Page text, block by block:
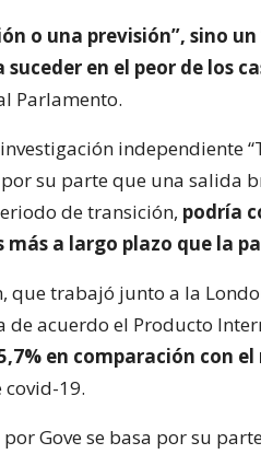
o una previsión”, sino
en el peor de los
Parlamento.
independiente
su parte que una salida
de transición, podría
más a largo plazo que la
que trabajó junto a la
acuerdo el Producto
en comparación con
19.
Gove se basa por su